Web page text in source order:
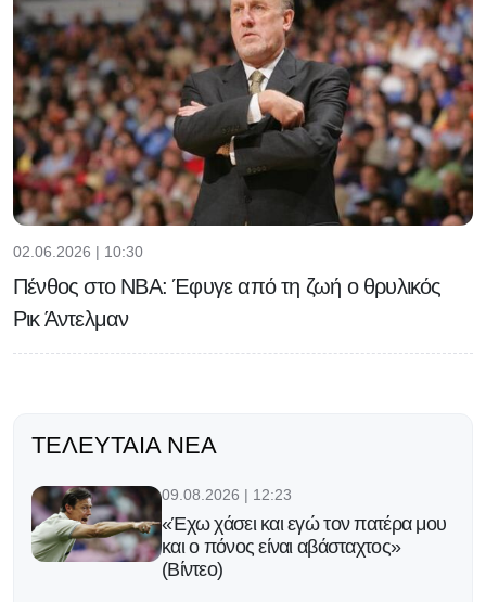
02.06.2026 | 10:30
Πένθος στο NBA: Έφυγε από τη ζωή ο θρυλικός
Ρικ Άντελμαν
ΤΕΛΕΥΤΑΊΑ ΝΈΑ
09.08.2026 | 12:23
«Έχω χάσει και εγώ τον πατέρα μου
και ο πόνος είναι αβάσταχτος»
(Βίντεο)